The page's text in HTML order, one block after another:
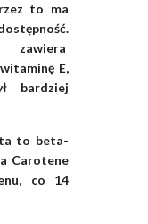
to ma
zawiera
E,
bardziej
to beta-
Carotene
co 14